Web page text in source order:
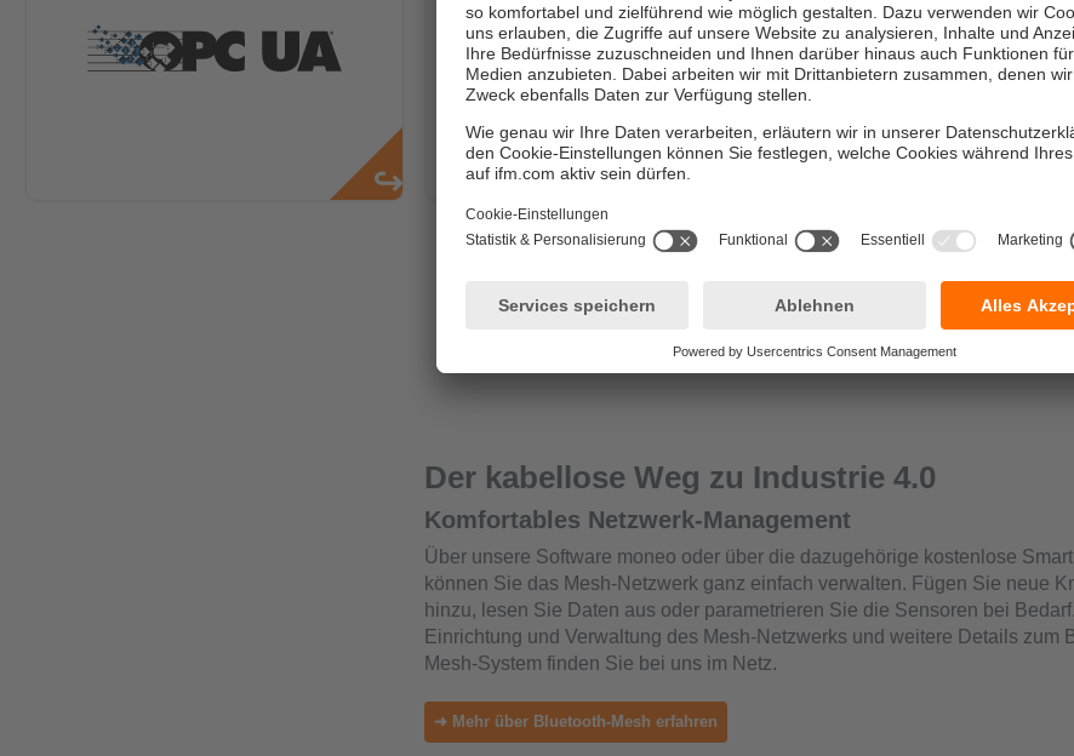
➜ Über 40 weitere Konnektoren
Der kabellose Weg zu Industrie 4.0
Komfortables Netzwerk-Management
Über unsere Software moneo oder über die dazugehörige kostenlose
können Sie das Mesh-Netzwerk ganz einfach verwalten. Fügen Sie neue
hinzu, lesen Sie Daten aus oder parametrieren Sie die Sensoren bei
Einrichtung und Verwaltung des Mesh-Netzwerks und weitere Details zum
Mesh-System finden Sie bei uns im Netz.
➜ Mehr über Bluetooth-Mesh erfahren